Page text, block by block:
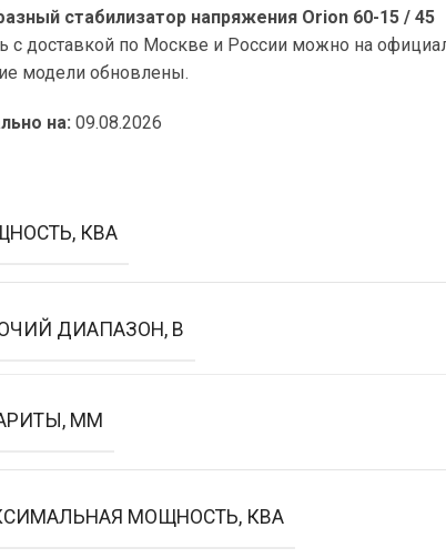
стабилизатор напряжения Orion 60-15 / 45
с доставкой по Москве и России можно на
модели обновлены.
на: 09.08.2026
КВА
ДИАПАЗОН, В
ММ
МОЩНОСТЬ, КВА